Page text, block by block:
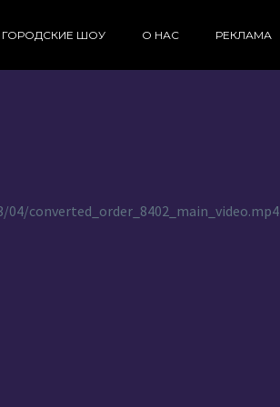
ГОРОДСКИЕ ШОУ О НАС РЕКЛАМА
converted_order_8402_main_video.mp4